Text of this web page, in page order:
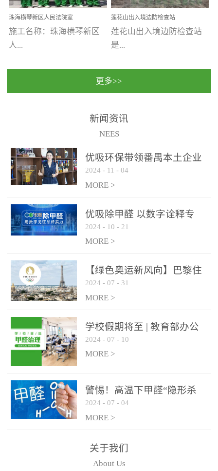
她将越来越枝繁叶茂，终
将会成为一棵参天大树！
优吸环保截止2020年拥有
全国600家网点分支机构。
致酒店是为中高端人士...
州)校区 工程案...
珠海横琴新区人民法院室
内除甲醛空气治理项目
施工名称：珠海横琴新区
人...
民法院室内除甲醛空气治
保施工日期：2020年1月珠
莲花山出入境边防检查站
室内除甲醛空气治理项目
莲花山出入境边防检查站
是...
国家通过设在对外开放口
（及各出入境边防检查
更多>>
新闻资讯
NEES
优吸环保带领番禺本​土企业
勇敢破局向“新”
2024 - 11 - 04
MORE >
优吸除甲醛 以数字诠释专
业，尽显除醛品牌实力！
2024 - 10 - 21
MORE >
【绿色奥运新风向】巴黎住
宿风波：优吸环保共建健康
绿色家居
2024 - 07 - 31
MORE >
学校假期将至 | 教育部办公
厅关于加强学校新建校舍室
内空气质量管理通知
2024 - 07 - 10
MORE >
警惕！高温下甲醛“隐形杀
手”来袭，你的家安全吗？
2024 - 07 - 04
MORE >
关于我们
About Us